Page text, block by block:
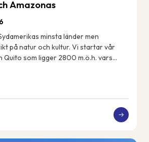
Amazonas
minsta länder men
på natur och kultur. Vi startar vår
Quito som ligger 2800 m.ö.h. vars